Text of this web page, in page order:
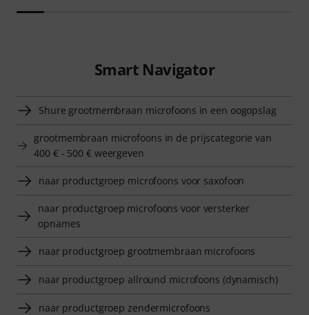
Smart Navigator
Shure grootmembraan microfoons in een oogopslag
grootmembraan microfoons in de prijscategorie van
400 € - 500 € weergeven
naar productgroep microfoons voor saxofoon
naar productgroep microfoons voor versterker
opnames
naar productgroep grootmembraan microfoons
naar productgroep allround microfoons (dynamisch)
naar productgroep zendermicrofoons